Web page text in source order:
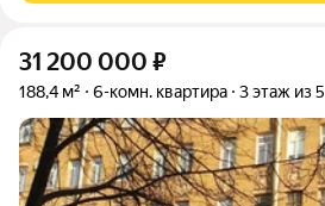
31 200 000 ₽
188,4 м² 6-комн. квартира 3 этаж из 5